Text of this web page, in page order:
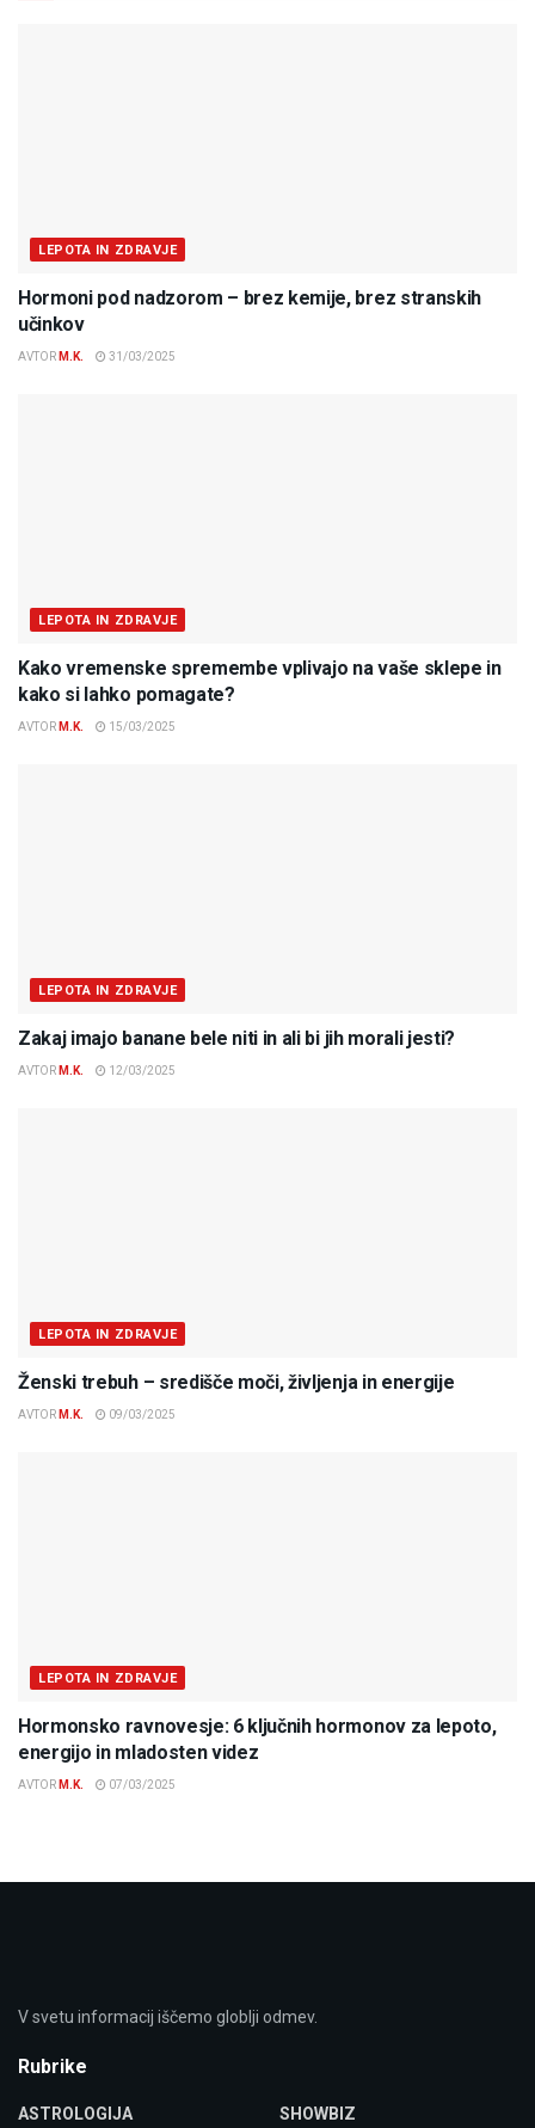
LEPOTA IN ZDRAVJE
Hormoni pod nadzorom – brez kemije, brez stranskih
učinkov
AVTOR M.K. 31/03/2025
LEPOTA IN ZDRAVJE
Kako vremenske spremembe vplivajo na vaše sklepe in
kako si lahko pomagate?
AVTOR M.K. 15/03/2025
LEPOTA IN ZDRAVJE
Zakaj imajo banane bele niti in ali bi jih morali jesti?
AVTOR M.K. 12/03/2025
LEPOTA IN ZDRAVJE
Ženski trebuh – središče moči, življenja in energije
AVTOR M.K. 09/03/2025
LEPOTA IN ZDRAVJE
Hormonsko ravnovesje: 6 ključnih hormonov za lepoto,
energijo in mladosten videz
AVTOR M.K. 07/03/2025
V svetu informacij iščemo globlji odmev.
Rubrike
ASTROLOGIJA SHOWBIZ